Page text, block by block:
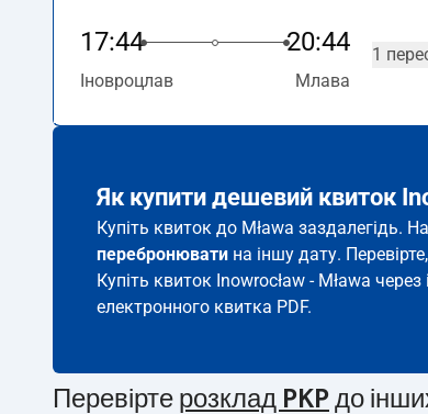
17:44 20:44
Іновроцлав Млава
1
Як купити дешевий квиток
Купіть квиток до Mława заздалегідь.
перебронювати на іншу дату.
Купіть квиток Inowrocław - Mława через
електронного квитка PDF.
Перевірте розклад PKP до